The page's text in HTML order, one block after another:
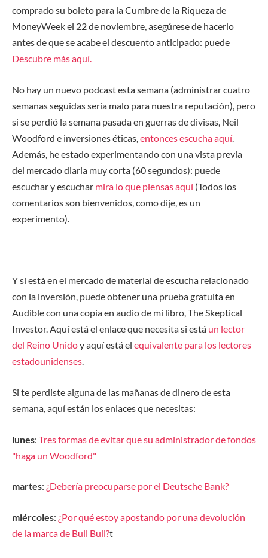
comprado su boleto para la Cumbre de la Riqueza de
MoneyWeek el 22 de noviembre, asegúrese de hacerlo
antes de que se acabe el descuento anticipado: puede
Descubre más aquí.
No hay un nuevo podcast esta semana (administrar cuatro
semanas seguidas sería malo para nuestra reputación), pero
si se perdió la semana pasada en guerras de divisas, Neil
Woodford e inversiones éticas,entonces escucha aquí.
Además, he estado experimentando con una vista previa
del mercado diaria muy corta (60 segundos): puede
escuchar y escuchar mira lo que piensas aquí (Todos los
comentarios son bienvenidos, como dije, es un
experimento).
Y si está en el mercado de material de escucha relacionado
con la inversión, puede obtener una prueba gratuita en
Audible con una copia en audio de mi libro, The Skeptical
Investor. Aquí está el enlace que necesita si está un lector
del Reino Unidoy aquí está el equivalente para los lectores
estadounidenses.
Si te perdiste alguna de las mañanas de dinero de esta
semana, aquí están los enlaces que necesitas:
lunes: Tres formas de evitar que su administrador de fondos
"haga un Woodford"
martes: ¿Debería preocuparse por el Deutsche Bank?
miércoles: ¿Por qué estoy apostando por una devolución
de la marca de Bull Bull?t